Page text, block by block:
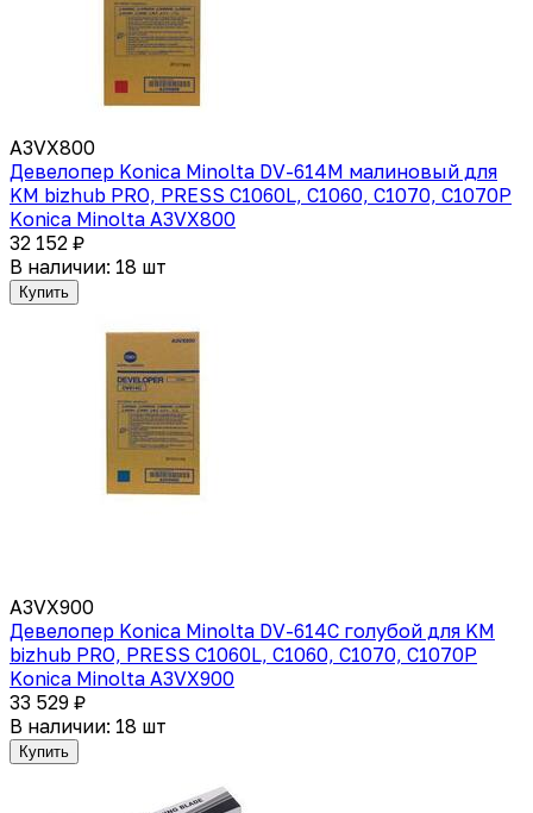
A3VX800
Девелопер Koniсa Minolta DV-614M малиновый для
KM bizhub PRO, PRESS C1060L, C1060, C1070, C1070P
Konica Minolta A3VX800
32 152 ₽
В наличии: 18 шт
Купить
A3VX900
Девелопер Koniсa Minolta DV-614С голубой для KM
bizhub PRO, PRESS C1060L, C1060, C1070, C1070P
Konica Minolta A3VX900
33 529 ₽
В наличии: 18 шт
Купить